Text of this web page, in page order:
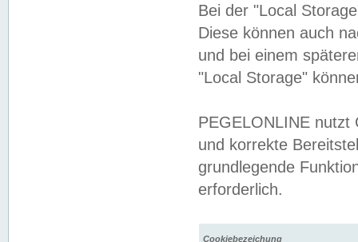
Bei der "Local
Diese können auch
und bei einem
"Local Storage"
PEGELONLINE nutzt
und korrekte
grundlegende
erforderlich.
Cookiebezeichung